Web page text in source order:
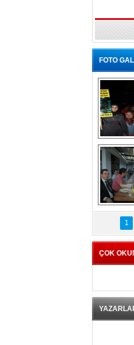
FOTO
İÇİN
iftar
1
ÇOK